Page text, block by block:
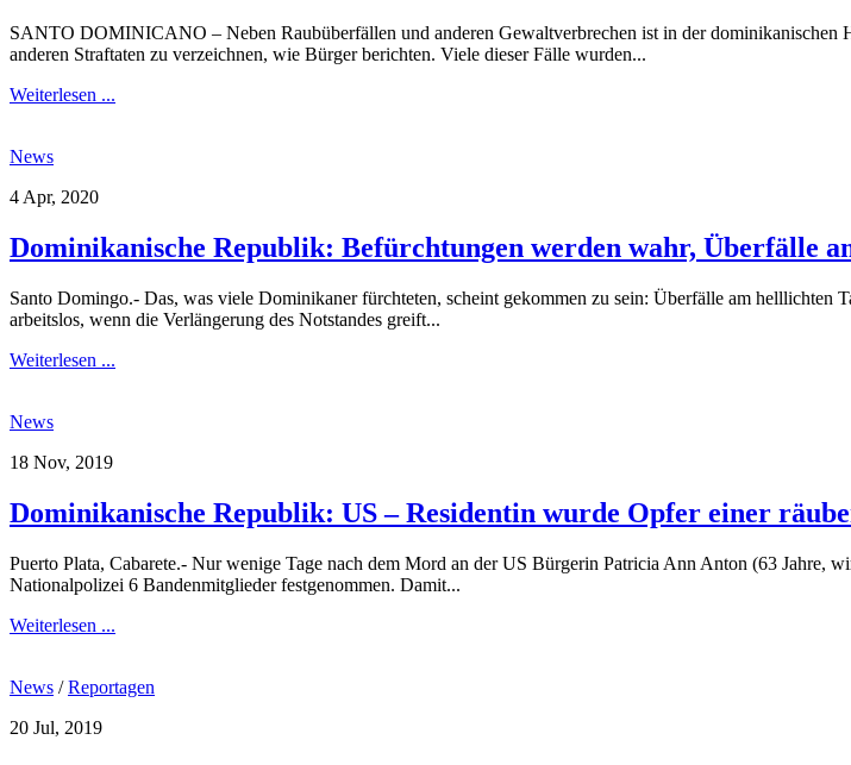
SANTO DOMINICANO – Neben Raubüberfällen und anderen Gewaltverbrechen ist in der dominikanischen
anderen Straftaten zu verzeichnen, wie Bürger berichten. Viele dieser Fälle wurden...
Weiterlesen ...
News
4 Apr, 2020
Dominikanische Republik: Befürchtungen werden wahr, Überfälle
Santo Domingo.- Das, was viele Dominikaner fürchteten, scheint gekommen zu sein: Überfälle am
arbeitslos, wenn die Verlängerung des Notstandes greift...
Weiterlesen ...
News
18 Nov, 2019
Dominikanische Republik: US – Residentin wurde Opfer einer
Puerto Plata, Cabarete.- Nur wenige Tage nach dem Mord an der US Bürgerin Patricia Ann Anton (63 Jahre,
Nationalpolizei 6 Bandenmitglieder festgenommen. Damit...
Weiterlesen ...
News /Reportagen
20 Jul, 2019